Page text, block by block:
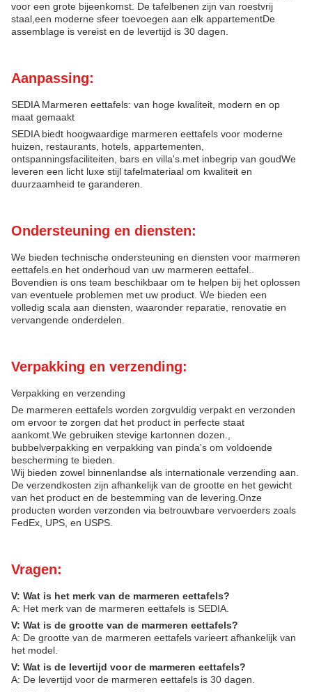
voor een grote bijeenkomst. De tafelbenen zijn van roestvrij
staal,een moderne sfeer toevoegen aan elk appartementDe
assemblage is vereist en de levertijd is 30 dagen.
Aanpassing:
SEDIA Marmeren eettafels: van hoge kwaliteit, modern en op
maat gemaakt
SEDIA biedt hoogwaardige marmeren eettafels voor moderne
huizen, restaurants, hotels, appartementen,
ontspanningsfaciliteiten, bars en villa's.met inbegrip van goudWe
leveren een licht luxe stijl tafelmateriaal om kwaliteit en
duurzaamheid te garanderen.
Ondersteuning en diensten:
We bieden technische ondersteuning en diensten voor marmeren
eettafels.en het onderhoud van uw marmeren eettafel..
Bovendien is ons team beschikbaar om te helpen bij het oplossen
van eventuele problemen met uw product. We bieden een
volledig scala aan diensten, waaronder reparatie, renovatie en
vervangende onderdelen.
Verpakking en verzending:
Verpakking en verzending
De marmeren eettafels worden zorgvuldig verpakt en verzonden
om ervoor te zorgen dat het product in perfecte staat
aankomt.We gebruiken stevige kartonnen dozen.,
bubbelverpakking en verpakking van pinda's om voldoende
bescherming te bieden.
Wij bieden zowel binnenlandse als internationale verzending aan.
De verzendkosten zijn afhankelijk van de grootte en het gewicht
van het product en de bestemming van de levering.Onze
producten worden verzonden via betrouwbare vervoerders zoals
FedEx, UPS, en USPS.
Vragen:
V: Wat is het merk van de marmeren eettafels?
A: Het merk van de marmeren eettafels is SEDIA.
V: Wat is de grootte van de marmeren eettafels?
A: De grootte van de marmeren eettafels varieert afhankelijk van
het model.
V: Wat is de levertijd voor de marmeren eettafels?
A: De levertijd voor de marmeren eettafels is 30 dagen.